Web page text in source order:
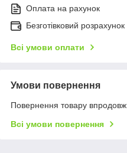
Оплата на рахунок
Безготівковий
Всі умови оплати
Умови повернення
Повернення товару
Всі умови повернення